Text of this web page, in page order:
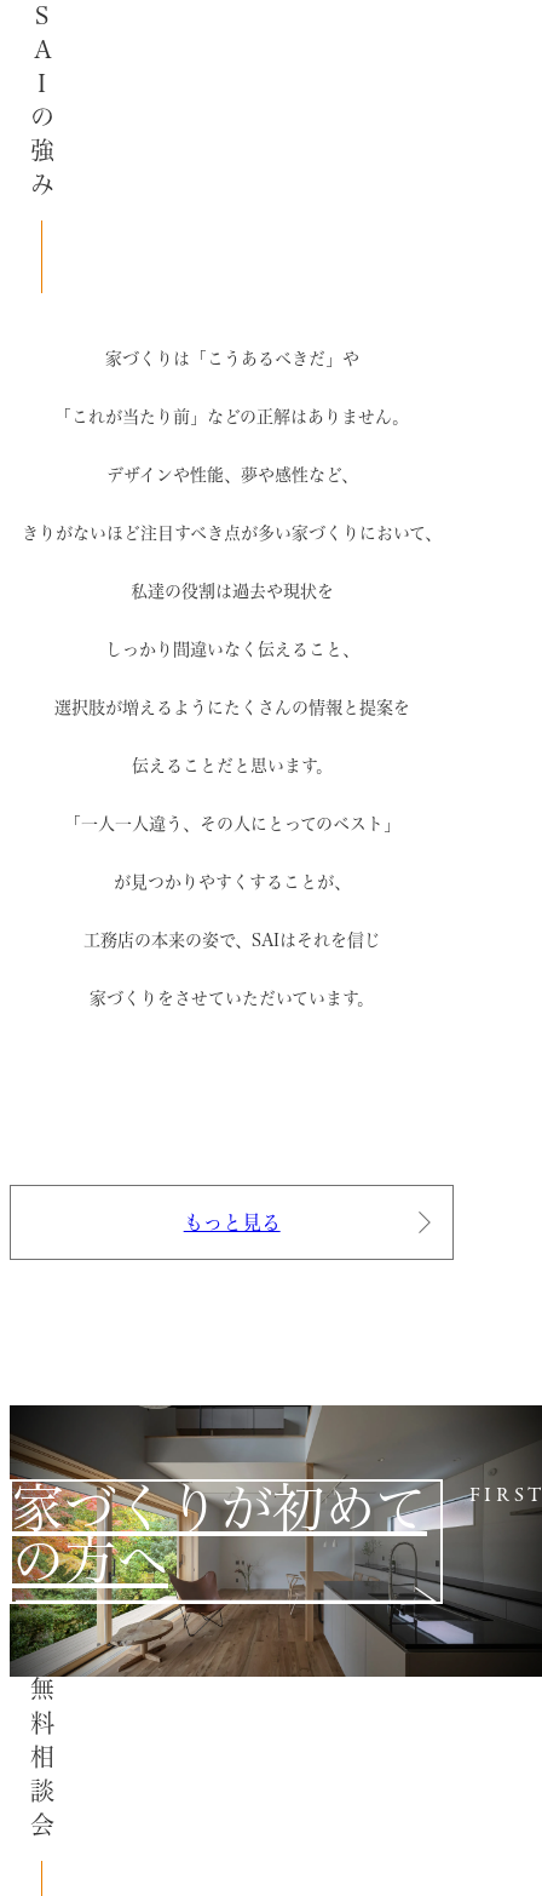
SAIの強み
家づくりは「こうあるべきだ」や
「これが当たり前」などの正解はありません。
デザインや性能、夢や感性など、
きりがないほど注目すべき点が多い家づくりにおいて、
私達の役割は過去や現状を
しっかり間違いなく伝えること、
選択肢が増えるように たくさんの情報と提案を
伝えることだと思います。
「一人一人違う、その人にとってのベスト」
が見つかりやすくすることが、
工務店の本来の姿で、 SAIはそれを信じ
家づくりをさせていただいています。
もっと見る
家づくりが初めて
の方へ
無料相談会